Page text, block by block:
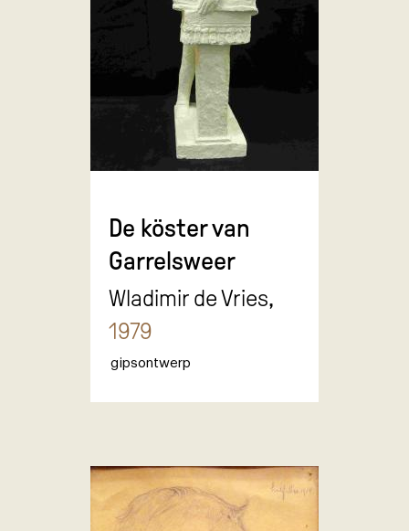
De köster van
Garrelsweer
Wladimir de Vries,
1979
gipsontwerp